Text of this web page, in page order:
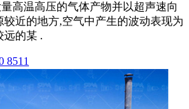
高温高压的气体产物并以超声速向
较近的地方,空气中产生的波动表现为
远的某 .
8511